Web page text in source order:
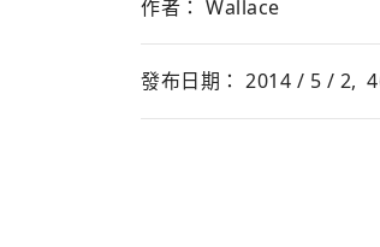
作者： Wallace
發布日期： 2014 / 5 / 2,